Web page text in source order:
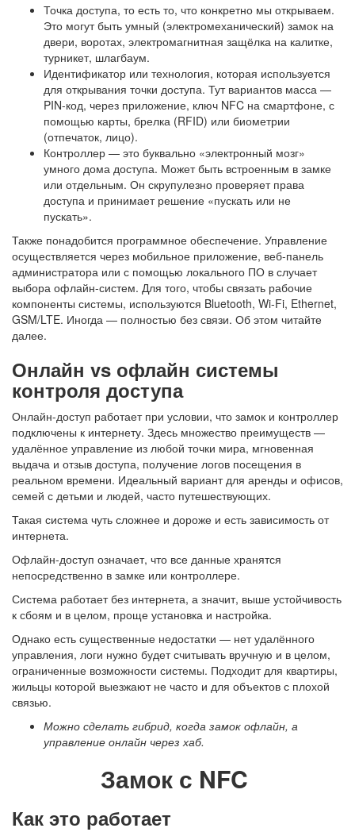
Точка доступа, то есть то, что конкретно мы открываем.
Это могут быть умный (электромеханический) замок на
двери, воротах, электромагнитная защёлка на калитке,
турникет, шлагбаум.
Идентификатор или технология, которая используется
для открывания точки доступа. Тут вариантов масса —
PIN-код, через приложение, ключ NFC на смартфоне, с
помощью карты, брелка (RFID) или биометрии
(отпечаток, лицо).
Контроллер — это буквально «электронный мозг»
умного дома доступа. Может быть встроенным в замке
или отдельным. Он скрупулезно проверяет права
доступа и принимает решение «пускать или не
пускать».
Также понадобится программное обеспечение. Управление
осуществляется через мобильное приложение, веб-панель
администратора или с помощью локального ПО в случает
выбора офлайн-систем. Для того, чтобы связать рабочие
компоненты системы, используются Bluetooth, Wi-Fi, Ethernet,
GSM/LTE. Иногда — полностью без связи. Об этом читайте
далее.
Онлайн vs офлайн системы
контроля доступа
Онлайн-доступ работает при условии, что замок и контроллер
подключены к интернету. Здесь множество преимуществ —
удалённое управление из любой точки мира, мгновенная
выдача и отзыв доступа, получение логов посещения в
реальном времени. Идеальный вариант для аренды и офисов,
семей с детьми и людей, часто путешествующих.
Такая система чуть сложнее и дороже и есть зависимость от
интернета.
Офлайн-доступ означает, что все данные хранятся
непосредственно в замке или контроллере.
Система работает без интернета, а значит, выше устойчивость
к сбоям и в целом, проще установка и настройка.
Однако есть существенные недостатки — нет удалённого
управления, логи нужно будет считывать вручную и в целом,
ограниченные возможности системы. Подходит для квартиры,
жильцы которой выезжают не часто и для объектов с плохой
связью.
Можно сделать гибрид, когда замок офлайн, а
управление онлайн через хаб.
Замок с NFC
Как это работает